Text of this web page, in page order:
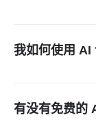
器会分析您的脚
音，最终输出一
我如何使用 AI
动构建场景，添
视频。
有没有免费的